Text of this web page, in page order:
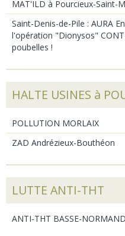
MAT'ILD à Pourcieux-Saint-
Saint-Denis-de-Pile : AURA
l'opération "Dionysos"
poubelles !
HALTE USINES à
POLLUTION MORLAIX
ZAD Andrézieux-Bouthéon
LUTTE ANTI-THT
ANTI-THT BASSE-